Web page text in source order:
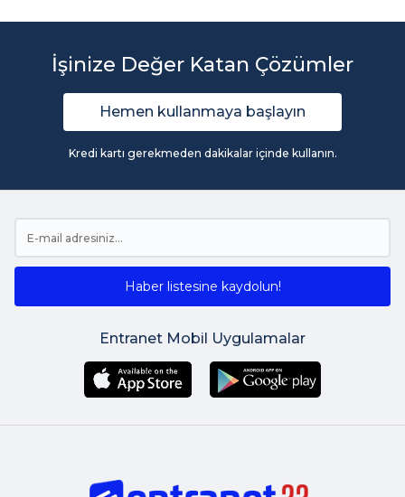
İşinize Değer Katan Çözümler
Hemen kullanmaya başlayın
Kredi kartı gerekmeden dakikalar içinde kullanın.
Haber listesine kaydolun!
Entranet Mobil Uygulamalar